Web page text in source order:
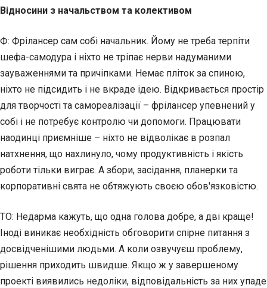
Відносини з начальством та колективом
Ф: Фрілансер сам собі начальник. Йому не треба терпіти
шефа-самодура і ніхто не тріпає нерви надуманими
зауваженнями та причіпками. Немає пліток за спиною,
ніхто не підсидить і не вкраде ідею. Відкривається простір
для творчості та самореалізації – фрілансер упевнений у
собі і не потребує контролю чи допомоги. Працювати
наодинці приємніше – ніхто не відволікає в розпал
натхнення, що нахлинуло, чому продуктивність і якість
роботи тільки виграє. А збори, засідання, планерки та
корпоративні свята не обтяжують своєю обов'язковістю.
ТО: Недарма кажуть, що одна голова добре, а дві краще!
Іноді виникає необхідність обговорити спірне питання з
досвідченішими людьми. А коли озвучуєш проблему,
рішення приходить швидше. Якщо ж у завершеному
проекті виявились недоліки, відповідальність за них упаде